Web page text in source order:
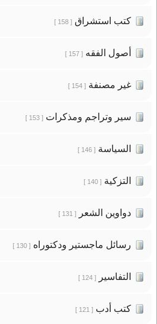
كتب استشراق[ 158 ]
أصول الفقه[ 157 ]
غير مصنفة[ 154 ]
سير وتراجم ومذكرات[ 153 ]
السياسة[ 146 ]
التزكية[ 140 ]
دواوين الشعر[ 131 ]
رسائل ماجستير ودكتوراه[ 130 ]
التفاسير[ 124 ]
كتب أدب[ 121 ]